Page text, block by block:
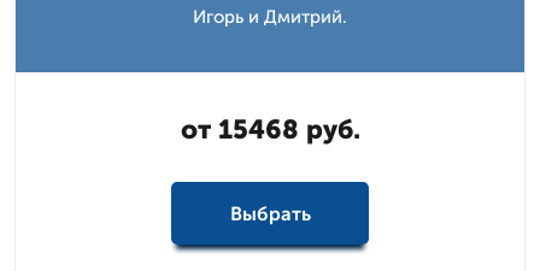
Игорь и Дмитpий.
от 15468 руб.
Выбрать